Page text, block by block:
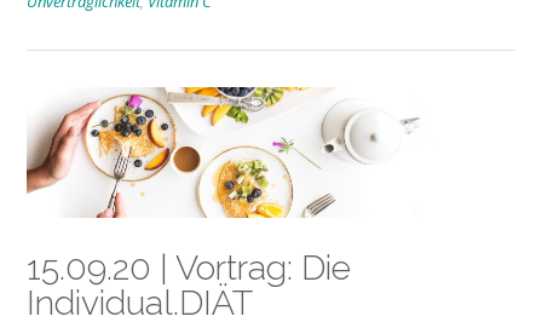
15.09.20 | Vortrag: Die
Individual.DIÄT